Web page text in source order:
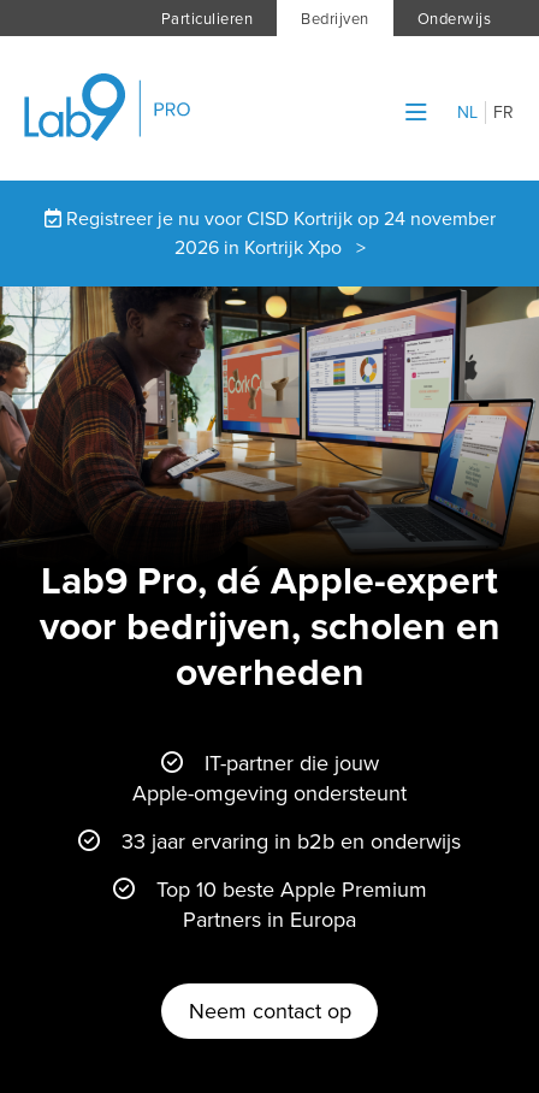
Particulieren Bedrijven Onderwijs
NL FR
Registreer je nu voor CISD Kortrijk op 24 november
2026 in Kortrijk Xpo >
Lab9 Pro, dé Apple-expert
voor bedrijven, scholen en
overheden
IT-partner die jouw
Apple-omgeving ondersteunt
33 jaar ervaring in b2b en onderwijs
Top 10 beste Apple Premium
Partners in Europa
Neem contact op